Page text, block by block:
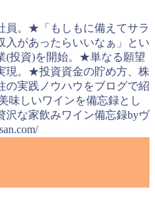
員。★「もしもに備えてサラ
入があったらいいなぁ」とい
(投資)を開始。★単なる願望
現。★投資資金の貯め方、株
の実践ノウハウをブログで紹
味しいワインを備忘録とし
沢な家飲みワイン備忘録byヴ